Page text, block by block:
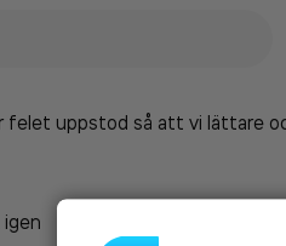
felet uppstod så att vi lättare